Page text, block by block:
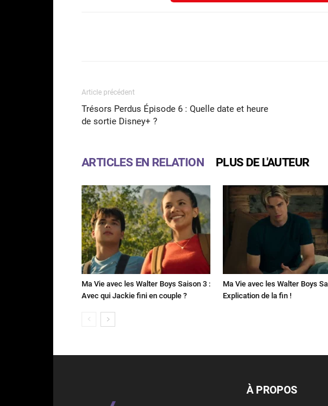
Article précédent
Trésors Perdus Épisode 6 : Quelle date et heure
de sortie Disney+ ?
ARTICLES EN RELATION PLUS DE L'AUTEUR
Ma Vie avec les Walter Boys Saison 3 :
Avec qui Jackie fini en couple ?
Ma Vie avec les Walter Boys
Explication de la fin !
À PROPOS